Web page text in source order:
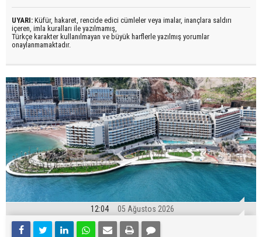
UYARI: Küfür, hakaret, rencide edici cümleler veya imalar, inançlara saldırı
içeren, imla kuralları ile yazılmamış,
Türkçe karakter kullanılmayan ve büyük harflerle yazılmış yorumlar
onaylanmamaktadır.
12:04 05 Ağustos 2026